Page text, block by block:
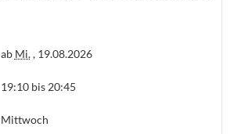
ab Mi., 19.08.2026
19:10 bis 20:45
Mittwoch